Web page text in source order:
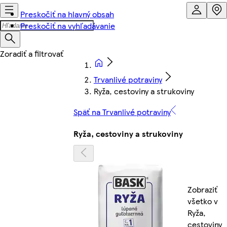
Preskočiť na hlavný obsah
Preskočiť na vyhľadávanie
Trvanlivé potraviny
Ryža, cestoviny a strukoviny
Späť na Trvanlivé potraviny
Ryža, cestoviny a strukoviny
Zobraziť
všetko v
Ryža,
cestoviny